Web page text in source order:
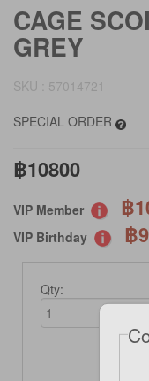
CAGE
GREY
SKU : 57014721
SPECIAL ORDER
฿10800
VIP Member ฿
VIP Birthday ฿
Qty: